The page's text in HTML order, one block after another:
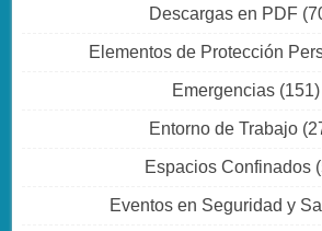
Descargas en PDF
Elementos de Protección
Emergencias(151)
Entorno de Trabajo
Espacios Confinados
Eventos en Seguridad y